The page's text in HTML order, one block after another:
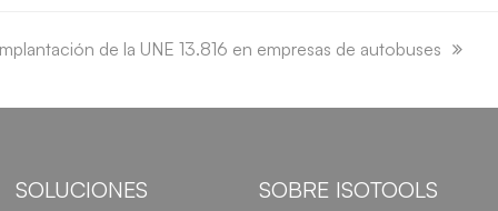
de la UNE 13.816 en empresas de autobuses
SOLUCIONES SOBRE ISOTOOLS